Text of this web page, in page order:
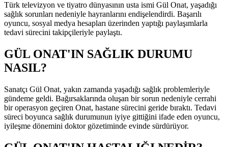
Türk televizyon ve tiyatro dünyasının usta ismi Gül Onat, yaşadığı
sağlık sorunları nedeniyle hayranlarını endişelendirdi. Başarılı
oyuncu, sosyal medya hesapları üzerinden yaptığı paylaşımlarla
tedavi sürecini takipçileriyle paylaştı.
GÜL ONAT'IN SAĞLIK DURUMU
NASIL?
Sanatçı Gül Onat, yakın zamanda yaşadığı sağlık problemleriyle
gündeme geldi. Bağırsaklarında oluşan bir sorun nedeniyle cerrahi
bir operasyon geçiren Onat, hastane sürecini geride bıraktı. Tedavi
süreci boyunca sağlık durumunun iyiye gittiğini ifade eden oyuncu,
iyileşme dönemini doktor gözetiminde evinde sürdürüyor.